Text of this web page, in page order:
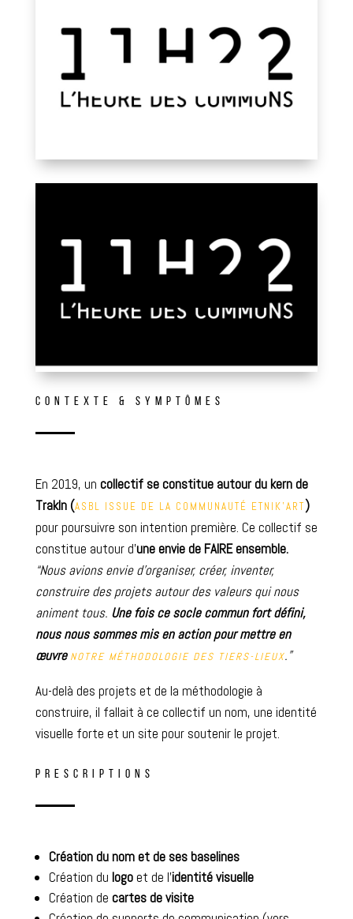
CONTEXTE & SYMPTÔMES
En 2019, un collectif se constitue autour du kern de
TrakIn (ASBL ISSUE DE LA COMMUNAUTÉ ETNIK’ART)
pour poursuivre son intention première. Ce collectif se
constitue autour d’une envie de FAIRE ensemble.
“Nous avions envie d’organiser, créer, inventer,
construire des projets autour des valeurs qui nous
animent tous. Une fois ce socle commun fort défini,
nous nous sommes mis en action pour mettre en
œuvre NOTRE MÉTHODOLOGIE DES TIERS-LIEUX.”
Au-delà des projets et de la méthodologie à
construire, il fallait à ce collectif un nom, une identité
visuelle forte et un site pour soutenir le projet.
PRESCRIPTIONS
Création du nom et de ses baselines
Création du logoet de l’identité visuelle
Création de cartes de visite